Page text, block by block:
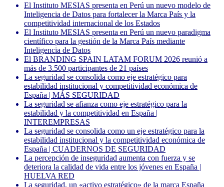
El Instituto MESIAS presenta en Perú un nuevo modelo de
Inteligencia de Datos para fortalecer la Marca País y la
competitividad internacional de los Estados
El Instituto MESIAS presenta en Perú un nuevo paradigma
científico para la gestión de la Marca País mediante
Inteligencia de Datos
El BRANDING SPAIN LATAM FORUM 2026 reunió a
más de 3.500 participantes de 21 países
La seguridad se consolida como eje estratégico para
estabilidad institucional y competitividad económica de
España | MÁS SEGURIDAD
La seguridad se afianza como eje estratégico para la
estabilidad y la competitividad en España |
INTEREMPRESAS
La seguridad se consolida como un eje estratégico para la
estabilidad institucional y la competitividad económica de
España | CUADERNOS DE SEGURIDAD
La percepción de inseguridad aumenta con fuerza y se
deteriora la calidad de vida entre los jóvenes en España |
HUELVA RED
La seguridad, un «activo estratégico» de la marca España